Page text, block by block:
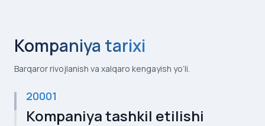
Kompaniya tarixi
Barqaror rivojlanish va xalqaro kengayish yo‘li.
20001
Kompaniya tashkil etilishi